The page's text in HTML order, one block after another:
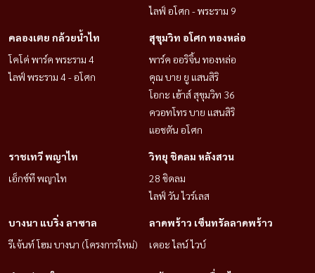
ไลฟ์ อโศก - พระราม 9
คลองเตย กล้วยน้ำไท
โคโค่ พาร์ค พระราม 4
ไลฟ์ พระราม 4 - อโศก
สุขุมวิท อโศก ทองหล่อ
พาร์ค ออริจิ้น ทองหล่อ
คุณ บาย ยู แสนสิริ
โอกะ เฮ้าส์ สุขุมวิท 36
ควอทโทร บาย แสนสิริ
แอชตัน อโศก
ราชเทวี พญาไท
เอ็กซ์ที พญาไท
วิทยุ ชิดลม หลังสวน
28 ชิดลม
ไลฟ์ วัน ไวร์เลส
บางนา แบริ่ง ลาซาล
รีเจ้นท์ โฮม บางนา (โครงการใหม่)
ลาดพร้าว เซ็นทรัลลาดพร้าว
เดอะ ไลน์ ไวบ์